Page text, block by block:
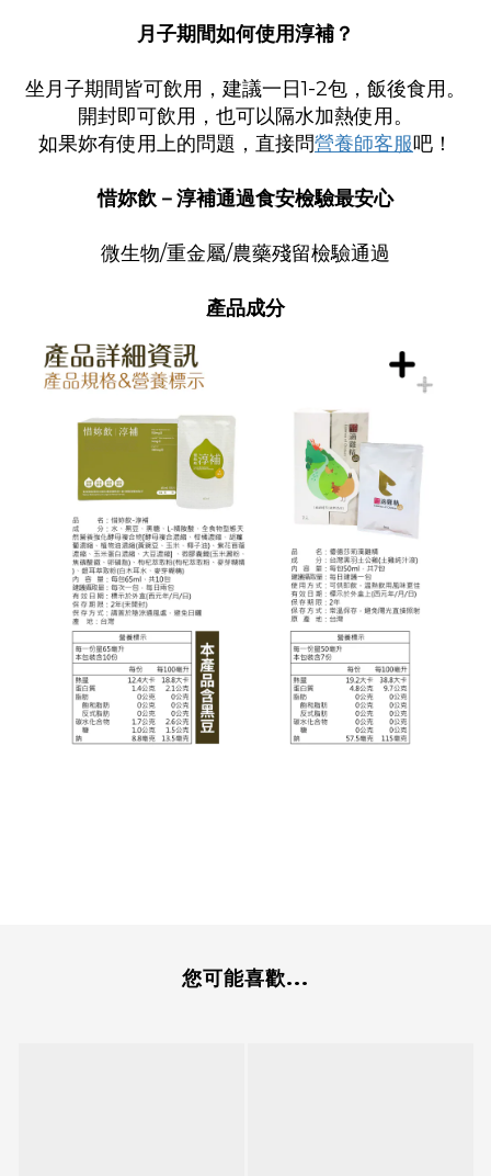
月子期間如何使用淳補？
坐月子期間皆可飲用，建議一日1-2包，飯後食用。
開封即可飲用，也可以隔水加熱使用。
如果妳有使用上的問題，直接問營養師客服吧！
惜妳飲－淳補通過食安檢驗最安心
微生物/重金屬/農藥殘留檢驗通過
產品成分
您可能喜歡...